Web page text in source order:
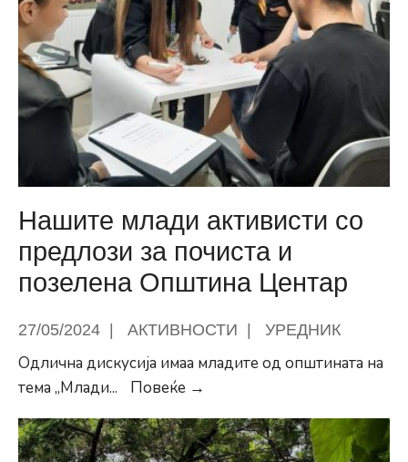
ПОЦ
достапни
и
за
корисниците
на
операторот
МТЕЛ
Нашите млади активисти со
предлози за почиста и
позелена Општина Центар
27/05/2024 АКТИВНОСТИ УРЕДНИК
Одлична дискусија имаа младите од општината на
тема „Млади... Повеќе →
активисти